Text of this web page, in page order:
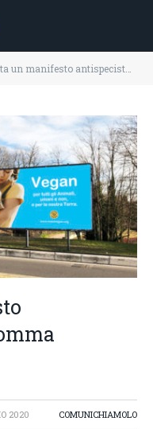
manifesto antispecista per Somma Lombardo
2020 COMUNICHIAMOLO